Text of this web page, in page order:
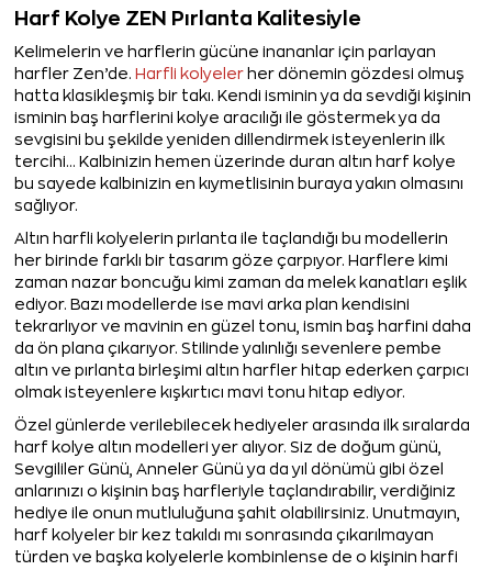
Harf Kolye ZEN Pırlanta Kalitesiyle
Kelimelerin ve harflerin gücüne inananlar için parlayan
harfler Zen’de. Harfli kolyeler her dönemin gözdesi olmuş
hatta klasikleşmiş bir takı. Kendi isminin ya da sevdiği kişinin
isminin baş harflerini kolye aracılığı ile göstermek ya da
sevgisini bu şekilde yeniden dillendirmek isteyenlerin ilk
tercihi… Kalbinizin hemen üzerinde duran altın harf kolye
bu sayede kalbinizin en kıymetlisinin buraya yakın olmasını
sağlıyor.
Altın harfli kolyelerin pırlanta ile taçlandığı bu modellerin
her birinde farklı bir tasarım göze çarpıyor. Harflere kimi
zaman nazar boncuğu kimi zaman da melek kanatları eşlik
ediyor. Bazı modellerde ise mavi arka plan kendisini
tekrarlıyor ve mavinin en güzel tonu, ismin baş harfini daha
da ön plana çıkarıyor. Stilinde yalınlığı sevenlere pembe
altın ve pırlanta birleşimi altın harfler hitap ederken çarpıcı
olmak isteyenlere kışkırtıcı mavi tonu hitap ediyor.
Özel günlerde verilebilecek hediyeler arasında ilk sıralarda
harf kolye altın modelleri yer alıyor. Siz de doğum günü,
Sevgililer Günü, Anneler Günü ya da yıl dönümü gibi özel
anlarınızı o kişinin baş harfleriyle taçlandırabilir, verdiğiniz
hediye ile onun mutluluğuna şahit olabilirsiniz. Unutmayın,
harf kolyeler bir kez takıldı mı sonrasında çıkarılmayan
türden ve başka kolyelerle kombinlense de o kişinin harfi